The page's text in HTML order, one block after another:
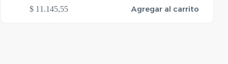
$ 11.145,55 Agregar al carrito